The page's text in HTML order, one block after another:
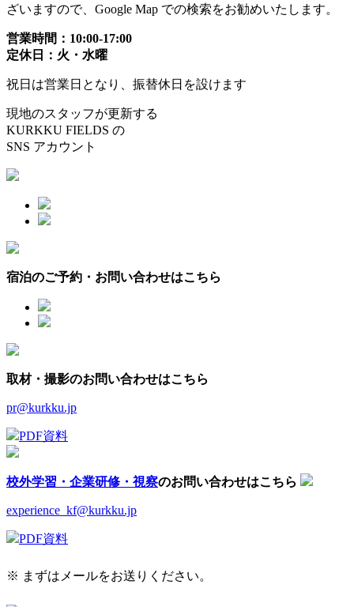
ざいますので、Google Map での検索をお勧めいたします。
営業時間：10:00-17:00
定休日：火・水曜
祝日は営業日となり、振替休日を設けます
現地のスタッフが更新する
KURKKU FIELDS の
SNS アカウント
宿泊のご予約・お問い合わせはこちら
取材・撮影のお問い合わせはこちら
pr@kurkku.jp
PDF資料
校外学習・企業研修・視察のお問い合わせはこちら
experience_kf@kurkku.jp
PDF資料
※ まずはメールをお送りください。